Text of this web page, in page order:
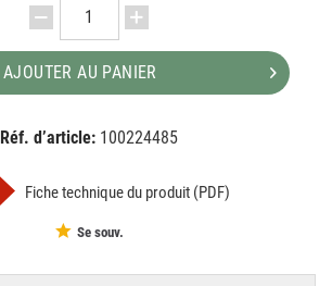
AJOUTER AU PANIER
Réf. d’article: 100224485
Fiche technique du produit (PDF)
Se souv.